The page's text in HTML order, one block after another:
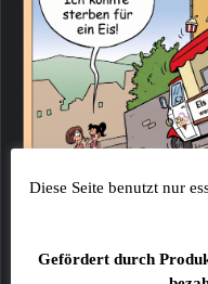
Diese Seite benutzt nur
Gefördert durch